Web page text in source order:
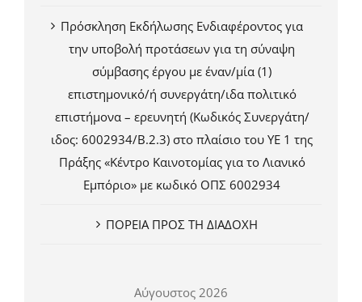
Πρόσκληση Εκδήλωσης Ενδιαφέροντος για
την υποβολή προτάσεων για τη σύναψη
σύμβασης έργου με έναν/μία (1)
επιστημονικό/ή συνεργάτη/ιδα πολιτικό
επιστήμονα – ερευνητή (Κωδικός Συνεργάτη/
ιδος: 6002934/Β.2.3) στο πλαίσιο του ΥΕ 1 της
Πράξης «Κέντρο Καινοτομίας για το Λιανικό
Εμπόριο» με κωδικό ΟΠΣ 6002934
ΠΟΡΕΙΑ ΠΡΟΣ ΤΗ ΔΙΑΔΟΧΗ
Αύγουστος 2026